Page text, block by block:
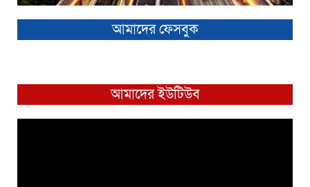
আমাদের ফেসবুক
আমাদের ইউটিউব